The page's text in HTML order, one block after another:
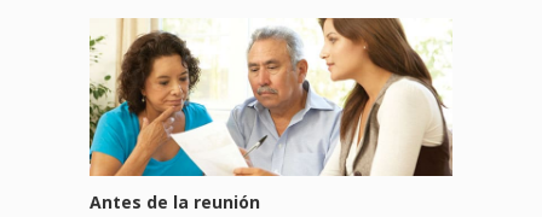
Antes de la reunión